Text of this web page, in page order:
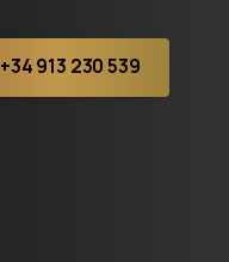
+34 913 230 539